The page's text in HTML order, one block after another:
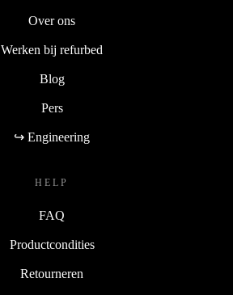
Over ons
Werken bij refurbed
Blog
Pers
↪ Engineering
HELP
FAQ
Productcondities
Retourneren